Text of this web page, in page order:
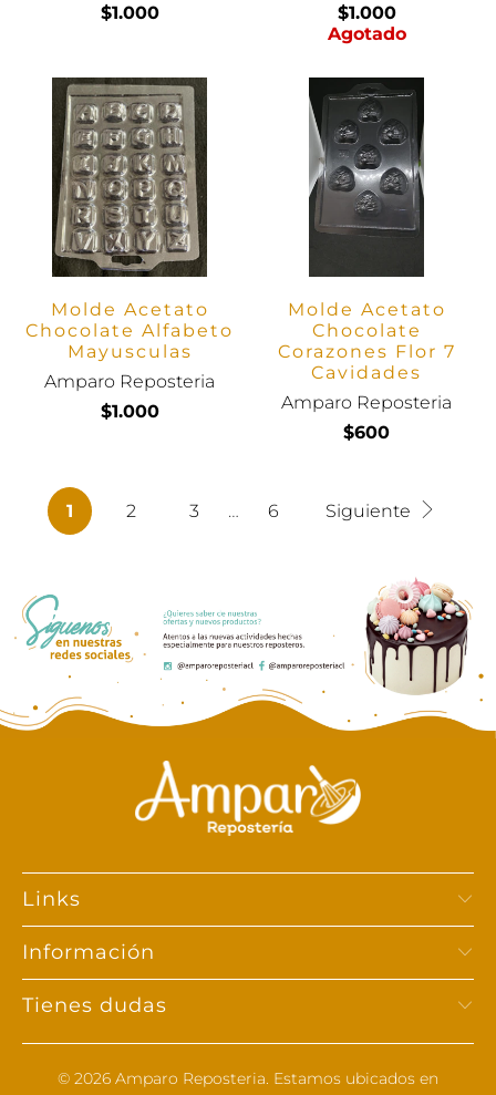
$1.000
$1.000
Agotado
Molde Acetato
Chocolate Alfabeto
Mayusculas
Amparo Reposteria
$1.000
Molde Acetato
Chocolate
Corazones Flor 7
Cavidades
Amparo Reposteria
$600
1 2 3 … 6 Siguiente
Links
Información
Tienes dudas
© 2026 Amparo Reposteria. Estamos ubicados en